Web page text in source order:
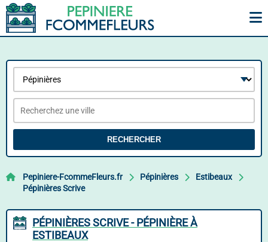
RECHERCHER
Pepiniere-FcommeFleurs.fr Pépinières
Estibeaux
Pépinières Scrive
PÉPINIÈRES SCRIVE - PÉPINIÈRE À
ESTIBEAUX